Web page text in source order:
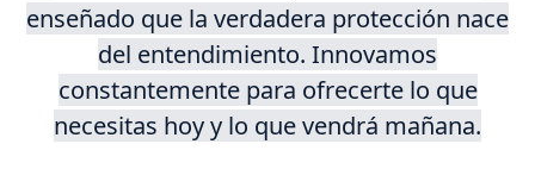
enseñado que la verdadera protección nace
del entendimiento. Innovamos
constantemente para ofrecerte lo que
necesitas hoy y lo que vendrá mañana.